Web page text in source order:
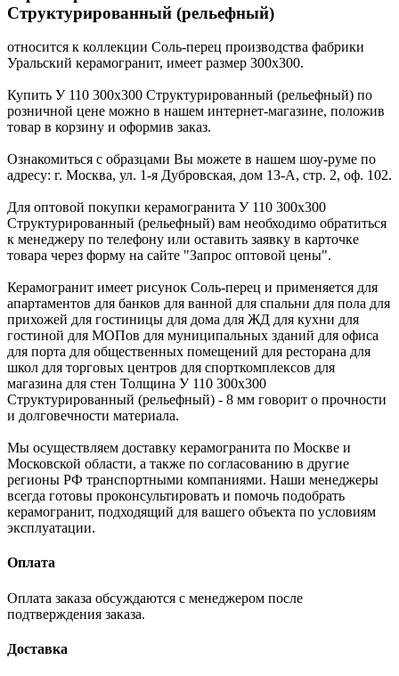
Структурированный (рельефный)
относится к коллекции Соль-перец производства фабрики
Уральский керамогранит, имеет размер 300x300.
Купить У 110 300х300 Структурированный (рельефный) по
розничной цене можно в нашем интернет-магазине, положив
товар в корзину и оформив заказ.
Ознакомиться с образцами Вы можете в нашем шоу-руме по
адресу: г. Москва, ул. 1-я Дубровская, дом 13-А, стр. 2, оф. 102.
Для оптовой покупки керамогранита У 110 300х300
Структурированный (рельефный) вам необходимо обратиться
к менеджеру по телефону или оставить заявку в карточке
товара через форму на сайте "Запрос оптовой цены".
Керамогранит имеет рисунок Соль-перец и применяется для
апартаментов для банков для ванной для спальни для пола для
прихожей для гостиницы для дома для ЖД для кухни для
гостиной для МОПов для муниципальных зданий для офиса
для порта для общественных помещений для ресторана для
школ для торговых центров для спорткомплексов для
магазина для стен Толщина У 110 300х300
Структурированный (рельефный) - 8 мм говорит о прочности
и долговечности материала.
Мы осуществляем доставку керамогранита по Москве и
Московской области, а также по согласованию в другие
регионы РФ транспортными компаниями. Наши менеджеры
всегда готовы проконсультировать и помочь подобрать
керамогранит, подходящий для вашего объекта по условиям
эксплуатации.
Оплата
Оплата заказа обсуждаются с менеджером после
подтверждения заказа.
Доставка